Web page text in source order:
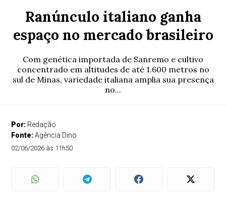
Ranúnculo italiano ganha
espaço no mercado brasileiro
Com genética importada de Sanremo e cultivo
concentrado em altitudes de até 1.600 metros no
sul de Minas, variedade italiana amplia sua presença
no...
Por: Redação
Fonte:Agência Dino
02/06/2026 às 11h50